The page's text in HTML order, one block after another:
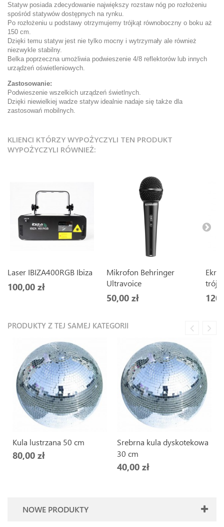
Statyw posiada zdecydowanie największy rozstaw nóg po rozłożeniu
spośród statywów dostępnych na rynku.
Po rozłożeniu u podstawy otrzymujemy trójkąt równoboczny o boku aż
150 cm.
Dzięki temu statyw jest nie tylko mocny i wytrzymały ale również
niezwykle stabilny.
Belka poprzeczna umożliwia podwieszenie 4/8 reflektorów lub innych
urządzeń oświetleniowych.
Zastosowanie:
Podwieszenie wszelkich urządzeń świetlnych.
Dzięki niewielkiej wadze statyw idealnie nadaje się także dla
zastosowań mobilnych.
KLIENCI KTÓRZY WYPOŻYCZYLI TEN PRODUKT
WYPOŻYCZYLI RÓWNIEŻ:
Laser IBIZA400RGB Ibiza
100,00 zł
Mikrofon Behringer
Ultravoice
50,00 zł
PRODUKTY Z TEJ SAMEJ KATEGORII
Kula lustrzana 50 cm
80,00 zł
Srebrna kula dyskotekowa
30 cm
40,00 zł
NOWE PRODUKTY